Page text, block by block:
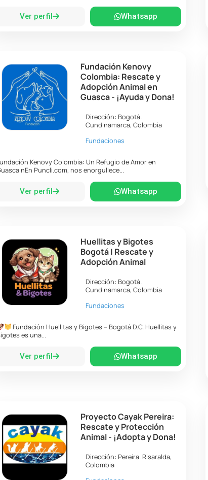
Ver perfil Whatsapp
Fundación Kenovy
Colombia: Rescate y
Adopción Animal en
Guasca - ¡Ayuda y Dona!
Dirección: Bogotá.
Cundinamarca,Colombia
Fundaciones
Kenovy Colombia: Un Refugio de Amor en
nEn Puncli.com, nos enorgullece...
Ver perfil Whatsapp
Huellitas y Bigotes
Bogotá | Rescate y
Adopción Animal
Dirección: Bogotá.
Cundinamarca,Colombia
Fundaciones
Fundación Huellitas y Bigotes – Bogotá D.C. Huellitas y
es una...
Ver perfil Whatsapp
Proyecto Cayak Pereira:
Rescate y Protección
Animal - ¡Adopta y Dona!
Dirección: Pereira. Risaralda,
Colombia